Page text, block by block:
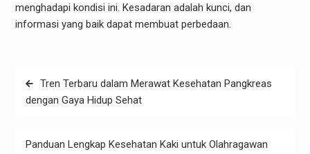
menghadapi kondisi ini. Kesadaran adalah kunci, dan
informasi yang baik dapat membuat perbedaan.
Post
navigation
Tren Terbaru dalam Merawat Kesehatan Pangkreas
dengan Gaya Hidup Sehat
Panduan Lengkap Kesehatan Kaki untuk Olahragawan